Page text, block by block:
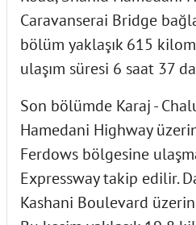
Caravanserai Bridge
bölüm yaklaşık 615
ulaşım süresi 6 saat 37
Son bölümde Karaj -
Hamedani Highway
Ferdows bölgesine
Expressway takip edilir.
Kashani Boulevard